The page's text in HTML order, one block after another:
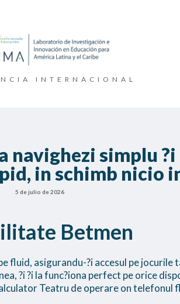
INTERNACIONAL
navighezi simplu
in schimb nicio
5 de julio de 2026
Betmen
fluid, asigurandu-?i accesul pe
?i ?i la func?iona perfect pe orice
Teatru de operare on telefonul